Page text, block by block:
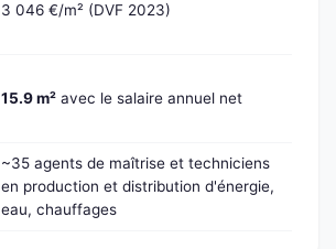
3 046 €/m² (DVF 2023)
15.9 m² avec le salaire annuel net
~35 agents de maîtrise et techniciens
en production et distribution d'énergie,
eau, chauffages